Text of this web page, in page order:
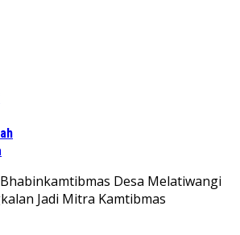
Bhabinkamtibmas Desa Melatiwangi
Jadi Mitra Kamtibmas